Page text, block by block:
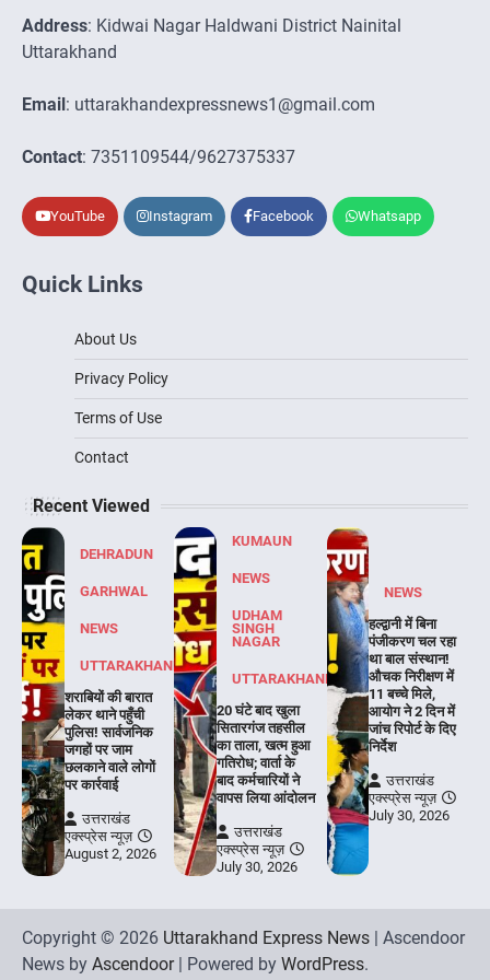
Address: Kidwai Nagar Haldwani District Nainital
Uttarakhand
Email : uttarakhandexpressnews1@gmail.com
Contact: 7351109544/9627375337
YouTube Instagram Facebook Whatsapp
Quick Links
About Us
Privacy Policy
Terms of Use
Contact
Recent Viewed
DEHRADUN
GARHWAL
NEWS
UTTARAKHAND
शराबियों की बारात
लेकर थाने पहुँची
पुलिस! सार्वजनिक
जगहों पर जाम
छलकाने वाले लोगों
पर कार्रवाई
उत्तराखंड
एक्स्प्रेस न्यूज़
August 2, 2026
KUMAUN
NEWS
UDHAM
SINGH
NAGAR
UTTARAKHAND
20 घंटे बाद खुला
सितारगंज तहसील
का ताला, खत्म हुआ
गतिरोध; वार्ता के
बाद कर्मचारियों ने
वापस लिया आंदोलन
उत्तराखंड
एक्स्प्रेस न्यूज़
July 30, 2026
NEWS
हल्द्वानी में बिना
पंजीकरण चल रहा
था बाल संस्थान!
औचक निरीक्षण में
11 बच्चे मिले,
आयोग ने 2 दिन में
जांच रिपोर्ट के दिए
निर्देश
उत्तराखंड
एक्स्प्रेस न्यूज़
July 30, 2026
Copyright © 2026 Uttarakhand Express News | Ascendoor
News by Ascendoor| Powered by WordPress.